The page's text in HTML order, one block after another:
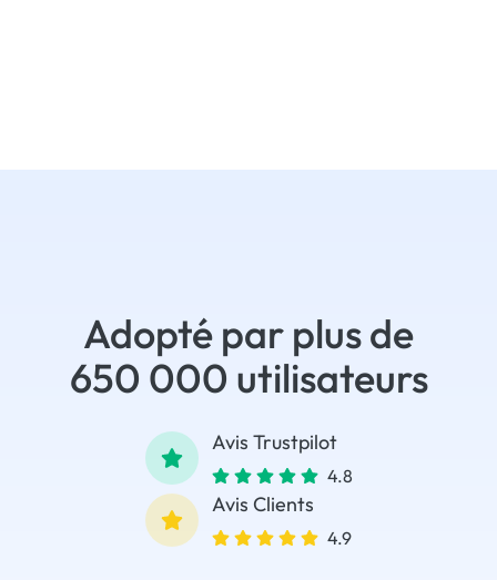
Adopté par plus de
650 000 utilisateurs
Avis Trustpilot
4.8
Avis Clients
4.9